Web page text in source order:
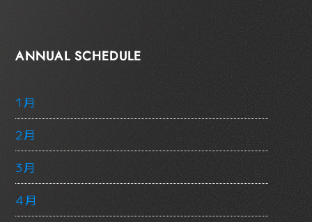
ANNUAL SCHEDULE
1月
2月
3月
4月